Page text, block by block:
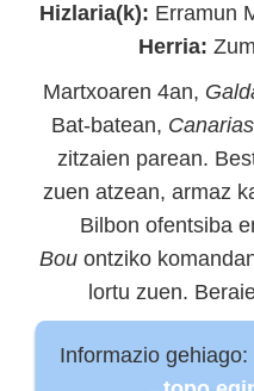
Hizlaria(k): Erramun
Herria:
Martxoaren 4an,
Bat-batean, Canarias
zitzaien parean.
zuen atzean, armaz
Bilbon ofentsiba
Bou ontziko
lortu zuen.
Informazio gehiago: